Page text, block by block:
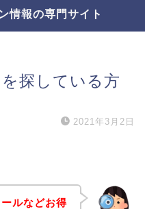
情報の専門サイト
探している方
2021年3月2日
ルなどお得